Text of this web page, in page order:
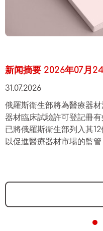
新闻摘要 2026年07月
31.07.2026
俄羅斯衛生部將為醫療器
器材臨床試驗許可登記冊
已將俄羅斯衛生部列入其
以促進醫療器材市場的監管